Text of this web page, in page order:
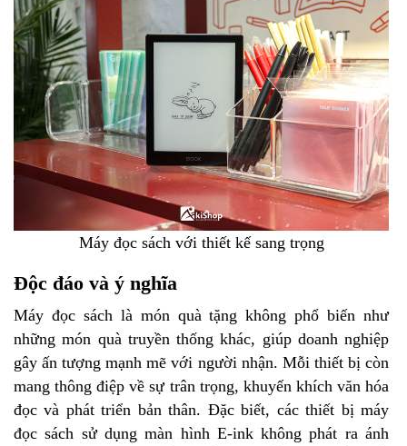
Máy đọc sách với thiết kế sang trọng
Độc đáo và ý nghĩa
Máy đọc sách là món quà tặng không phổ biến như
những món quà truyền thống khác, giúp doanh nghiệp
gây ấn tượng mạnh mẽ với người nhận. Mỗi thiết bị còn
mang thông điệp về sự trân trọng, khuyến khích văn hóa
đọc và phát triển bản thân. Đặc biết, các thiết bị máy
đọc sách sử dụng màn hình E-ink không phát ra ánh